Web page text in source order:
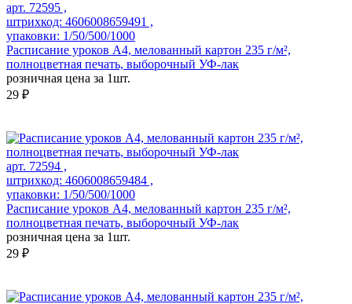
арт. 72595 ,
штрихкод: 4606008659491 ,
упаковки: 1/50/500/1000
Расписание уроков А4, мелованный картон 235 г/м²,
полноцветная печать, выборочный УФ-лак
розничная цена за 1шт.
29 ₽
арт. 72594 ,
штрихкод: 4606008659484 ,
упаковки: 1/50/500/1000
Расписание уроков А4, мелованный картон 235 г/м²,
полноцветная печать, выборочный УФ-лак
розничная цена за 1шт.
29 ₽